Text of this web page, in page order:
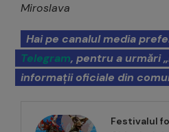
Miroslava
Hai pe canalul media
Telegram, pentru a urmări
informații oficiale din
Festivalul